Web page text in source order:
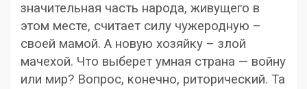
значительная часть народа, живущего в
этом месте, считает силу чужеродную –
своей мамой. А новую хозяйку – злой
мачехой. Что выберет умная страна — войну
или мир? Вопрос, конечно, риторический. Та